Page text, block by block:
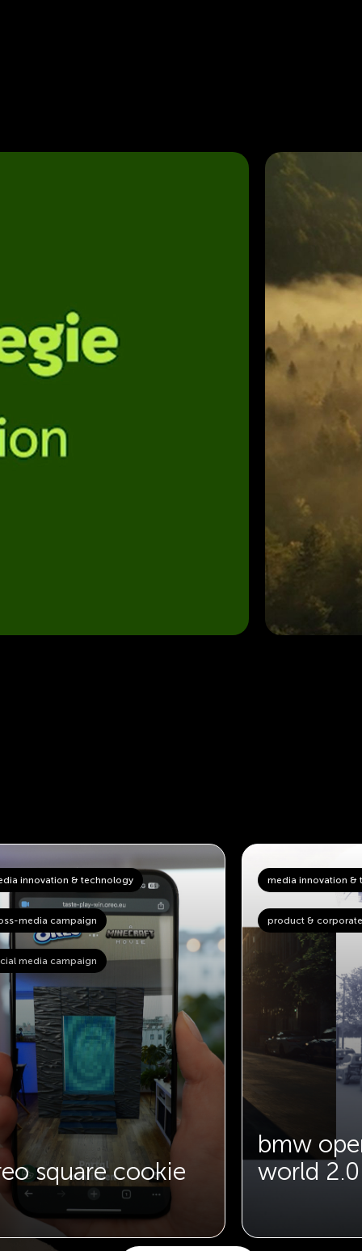
innovation & technology
media campaign
media campaign
square cookie
media innovation &
product &
bmw
world 2.0